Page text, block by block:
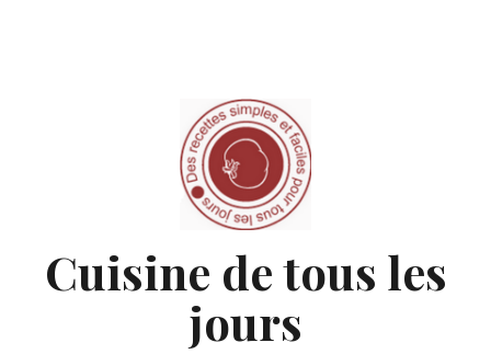
Cuisine de tous les
jours